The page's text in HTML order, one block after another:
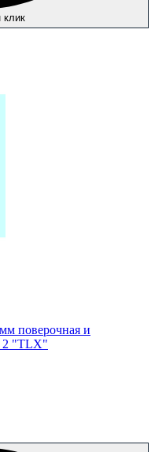
клик
поверочная и
2 "TLX"